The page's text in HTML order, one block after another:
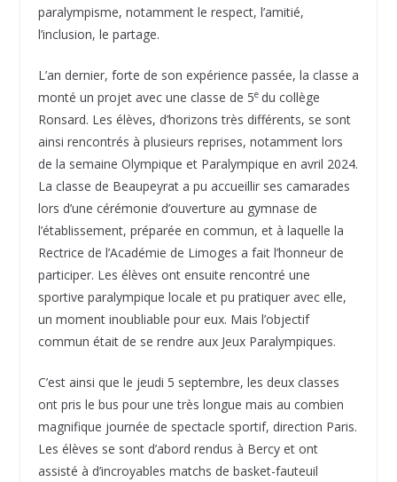
paralympisme, notamment le respect, l’amitié,
l’inclusion, le partage.
L’an dernier, forte de son expérience passée, la classe a
monté un projet avec une classe de 5e du collège
Ronsard. Les élèves, d’horizons très différents, se sont
ainsi rencontrés à plusieurs reprises, notamment lors
de la semaine Olympique et Paralympique en avril 2024.
La classe de Beaupeyrat a pu accueillir ses camarades
lors d’une cérémonie d’ouverture au gymnase de
l’établissement, préparée en commun, et à laquelle la
Rectrice de l’Académie de Limoges a fait l’honneur de
participer. Les élèves ont ensuite rencontré une
sportive paralympique locale et pu pratiquer avec elle,
un moment inoubliable pour eux. Mais l’objectif
commun était de se rendre aux Jeux Paralympiques.
C’est ainsi que le jeudi 5 septembre, les deux classes
ont pris le bus pour une très longue mais au combien
magnifique journée de spectacle sportif, direction Paris.
Les élèves se sont d’abord rendus à Bercy et ont
assisté à d’incroyables matchs de basket-fauteuil